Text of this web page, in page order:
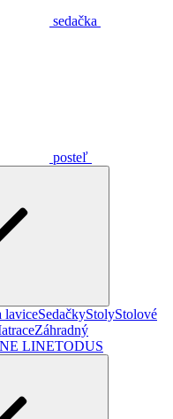
sedačka
posteľ
laviceSedačkyStolyStolové
Záhradný
LINETODUS